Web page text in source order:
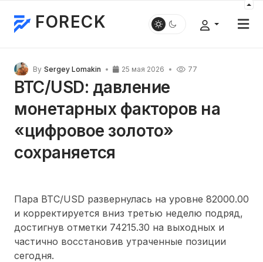
FORECK
By Sergey Lomakin 25 мая 2026 77
BTC/USD: давление
монетарных факторов на
«цифровое золото»
сохраняется
Пара BTC/USD развернулась на уровне 82000.00
и корректируется вниз третью неделю подряд,
достигнув отметки 74215.30 на выходных и
частично восстановив утраченные позиции
сегодня.